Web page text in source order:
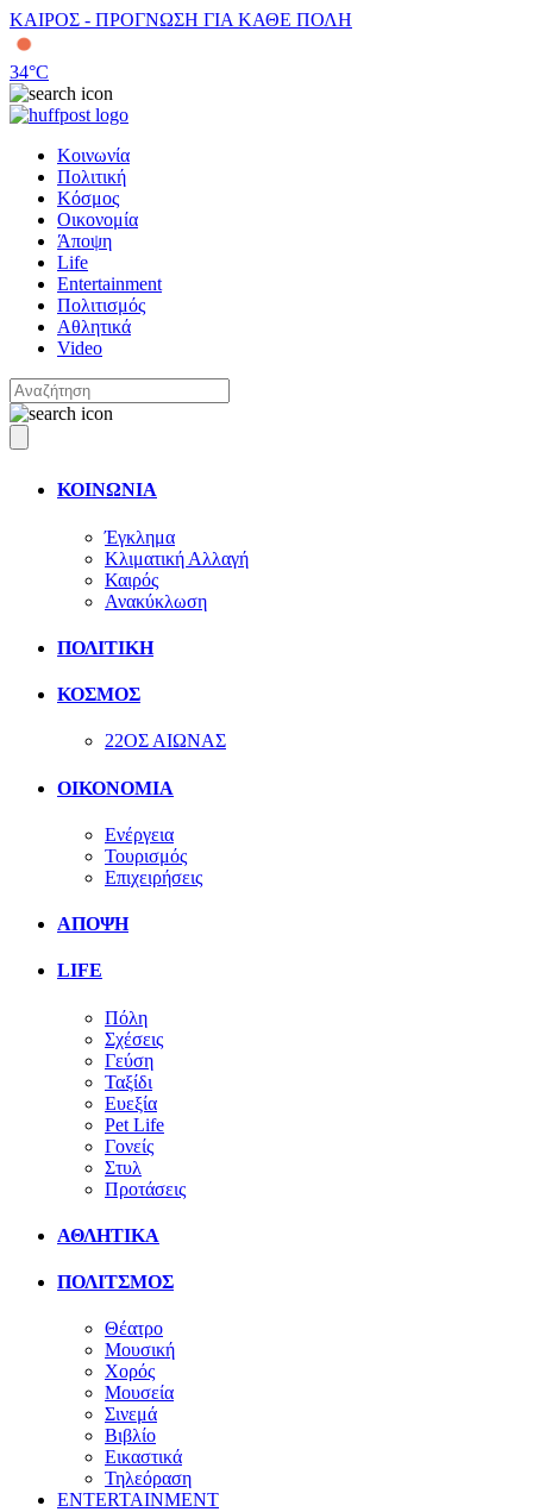
ΚΑΙΡΟΣ - ΠΡΟΓΝΩΣΗ ΓΙΑ ΚΑΘΕ ΠΟΛΗ
34°C
Κοινωνία
Πολιτική
Κόσμος
Οικονομία
Άποψη
Life
Entertainment
Πολιτισμός
Αθλητικά
Video
ΚΟΙΝΩΝΙΑ
Έγκλημα
Κλιματική Αλλαγή
Καιρός
Ανακύκλωση
ΠΟΛΙΤΙΚΗ
ΚΟΣΜΟΣ
22ΟΣ ΑΙΩΝΑΣ
ΟΙΚΟΝΟΜΙΑ
Ενέργεια
Τουρισμός
Επιχειρήσεις
ΑΠΟΨΗ
LIFE
Πόλη
Σχέσεις
Γεύση
Ταξίδι
Ευεξία
Pet Life
Γονείς
Στυλ
Προτάσεις
ΑΘΛΗΤΙΚΑ
ΠΟΛΙΤΣΜΟΣ
Θέατρο
Μουσική
Χορός
Μουσεία
Σινεμά
Βιβλίο
Εικαστικά
Τηλεόραση
ENTERTAINMENT